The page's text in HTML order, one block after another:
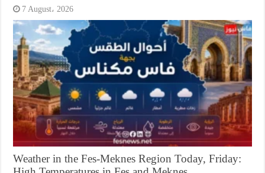
7 August، 2026
Weather in the Fes-Meknes Region Today, Friday: